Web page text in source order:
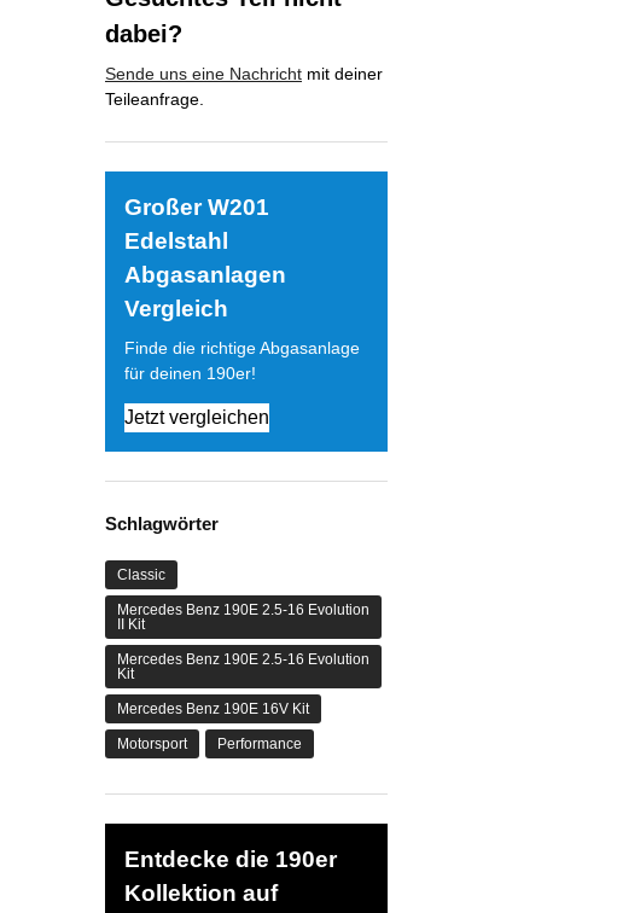
dabei?
Sende uns eine Nachricht mit deiner
Teileanfrage.
Großer W201
Edelstahl
Abgasanlagen
Vergleich
Finde die richtige Abgasanlage
für deinen 190er!
Jetzt vergleichen
Schlagwörter
Classic
Mercedes Benz 190E 2.5-16 Evolution
II Kit
Mercedes Benz 190E 2.5-16 Evolution
Kit
Mercedes Benz 190E 16V Kit
Motorsport Performance
Entdecke die 190er
Kollektion auf